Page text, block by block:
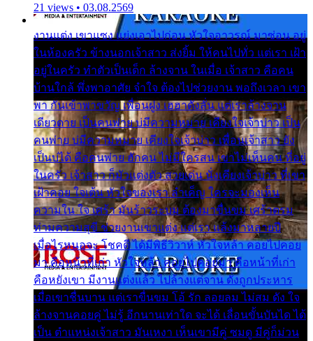
21 views • 03.08.2569
งานแต่ง เขาแซง แย่งเอาไปก่อน หัวใจอาวรณ์ มาซ่อน อยู่
ในห้องครัว ข้างนอกเจ้าสาว ส่งยิ้ม ให้คนไปทั่ว แต่เรา เฝ้า
อยู่ในครัว ทำตัวเป็นเด็ก ล้างจาน ในเมื่อ เจ้าสาว คือคน
บ้านใกล้ พึ่งพาอาศัย จำใจ ต้องไปช่วยงาน พอถึงเวลา เขา
พา กันเข้าพาขวัญ เพื่อนฝูง เฮฮาดังลั่น แต่เราล้างจาน
เดียวดาย เป็นคนพ่าย บ่มีความหมาย เคียงใจเจ้าบ่าว เป็น
คนพ่าย บ่มีความหมาย เคียงใจเจ้าบ่าว เพื่อนเจ้าสาว ยัง
เป็นบ่ได้ คือคนพ่าย ฮักคน ไม่มีใครสน เขาไม่เห็นคน ที่อยู่
ในครัว เจ้าสาว ก็มัวแต่งตัว สวยเด่น นั่งเคียงเจ้าบ่าว ที่เขา
เฝ้าคอย ใจเต้น หัวใจของเรา ลำเค็ญ ใครจะมองเห็น
ความใน ใจ เศร้า มันร้าวระบม ต้องมาขื่นขม เศร้าตรม
ท่ามความสุขี ช่วยงานเขาแต่ง แต่เรา แล้งมาหลายปี
เมื่อไรหนอจะ โชคดี ได้มีพิธีวิวาห์ หัวใจหล้า คอยไปคอย
มา คือหน้าที่เก่า หัวใจหล้า คอยไปคอยมา คือหน้าที่เก่า
คือหยังเขา มีงานแต่งแล้ว ไปล้างแต่จาน ดั่งถูกประหาร
เมื่อเขาชื่นบาน แต่เราขื่นขม โอ้ รัก ลอยลม ไม่สม ดัง ใจ
ล้างจานคอยคู่ ไม่รู้ อีกนานเท่าใด จะได้ เลื่อนขั้นบันได ได้
เป็น ตำแหน่งเจ้าสาว มันเหงา เห็นเขามีคู่ ซมดู มีคู่ก็ม่วน